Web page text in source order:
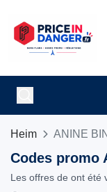
Heim ANINE
Codes promo
Les offres de ont été